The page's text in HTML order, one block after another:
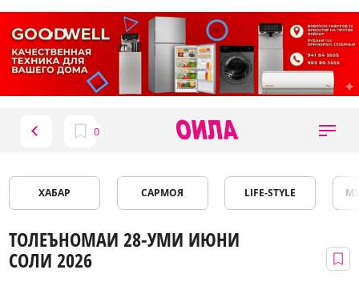
ХАБАР САРМОЯ LIFE-STYLE
ТОЛЕЪНОМАИ 28-УМИ ИЮНИ
СОЛИ 2026